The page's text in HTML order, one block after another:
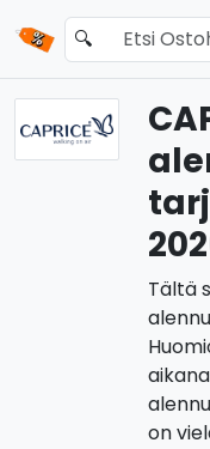
🔍
Tältä
on